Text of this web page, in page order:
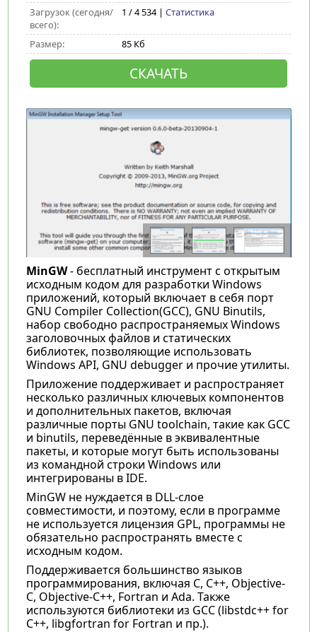
Загрузок (сегодня/
всего):
1 / 4 534 | Статистика
Размер: 85 Кб
СКАЧАТЬ
MinGW- бесплатный инструмент с открытым
исходным кодом для разработки Windows
приложений, который включает в себя порт
GNU Compiler Collection(GCC), GNU Binutils,
набор свободно распространяемых Windows
заголовочных файлов и статических
библиотек, позволяющие использовать
Windows API, GNU debugger и прочие утилиты.
Приложение поддерживает и распространяет
несколько различных ключевых компонентов
и дополнительных пакетов, включая
различные порты GNU toolchain, такие как GCC
и binutils, переведённые в эквивалентные
пакеты, и которые могут быть использованы
из командной строки Windows или
интегрированы в IDE.
MinGW не нуждается в DLL-слое
совместимости, и поэтому, если в программе
не используется лицензия GPL, программы не
обязательно распространять вместе с
исходным кодом.
Поддерживается большинство языков
программирования, включая C, C++, Objective-
C, Objective-C++, Fortran и Ada. Также
используются библиотеки из GCC (libstdc++ for
C++, libgfortran for Fortran и пр.).